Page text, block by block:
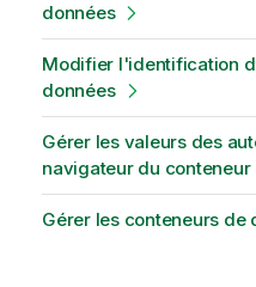
données
Modifier l'identification
données
Gérer les valeurs des
navigateur du conteneur
Gérer les conteneurs de